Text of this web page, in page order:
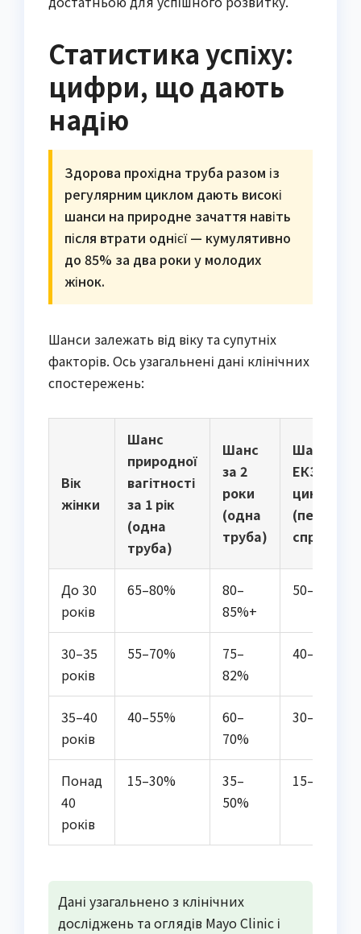
Статистика успіху:
цифри, що дають
надію
Здорова прохідна труба разом із
регулярним циклом дають високі
шанси на природне зачаття навіть
після втрати однієї — кумулятивно
до 85% за два роки у молодих
жінок.
Шанси залежать від віку та супутніх
факторів. Ось узагальнені дані клінічних
спостережень:
Вік
жінки
Шанс
природної
вагітності
за 1 рік
(одна
труба)
Шанс
за 2
роки
(одна
труба)
Шанс
ЕКЗ за
цикл
(перша
спроба)
До 30
років
65–80%
80–
85%+
50–60%
30–35
років
55–70%
75–
82%
40–55%
35–40
років
40–55%
60–
70%
30–45%
Понад
40
років
15–30%
35–
50%
15–25%
Дані узагальнено з клінічних
досліджень та оглядів Mayo Clinic і